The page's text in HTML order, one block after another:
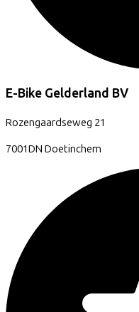
E-Bike Gelderland BV
Rozengaardseweg 21
7001DN Doetinchem